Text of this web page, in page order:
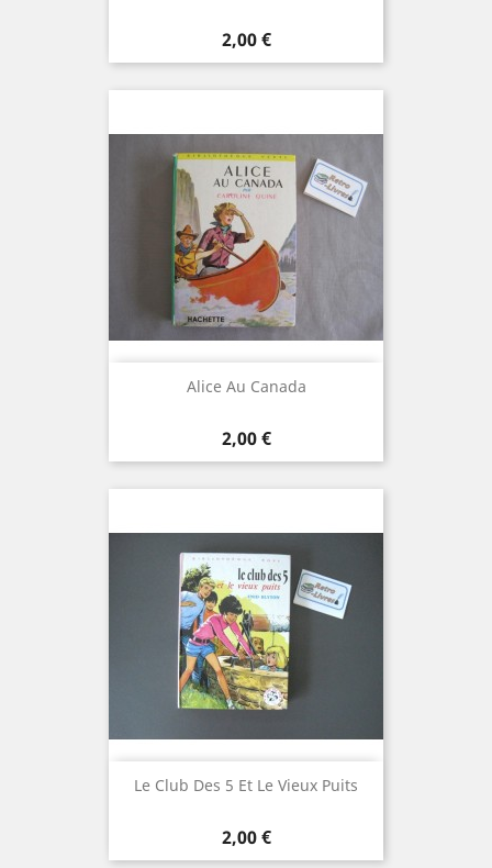
Prix
2,00 €
Alice Au Canada
Prix
2,00 €
Le Club Des 5 Et Le Vieux Puits
Prix
2,00 €